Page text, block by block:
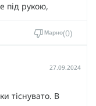
під рукою,
Марно 0
27.09.2024
тіснувато. В